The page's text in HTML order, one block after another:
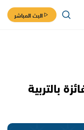
البث المباشر
بالتربية